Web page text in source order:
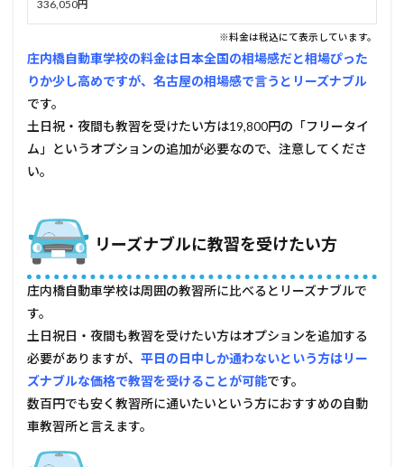
336,050円
※料金は税込にて表示しています。
庄内橋自動車学校の料金は日本全国の相場感だと相場ぴった
りか少し高めですが、名古屋の相場感で言うとリーズナブル
です。
土日祝・夜間も教習を受けたい方は19,800円の「フリータイ
ム」というオプションの追加が必要なので、注意してくださ
い。
リーズナブルに教習を受けたい方
庄内橋自動車学校は周囲の教習所に比べるとリーズナブルで
す。
土日祝日・夜間も教習を受けたい方はオプションを追加する
必要がありますが、 平日の日中しか通わないという方はリー
ズナブルな価格で教習を受けることが可能です。
数百円でも安く教習所に通いたいという方におすすめの自動
車教習所と言えます。